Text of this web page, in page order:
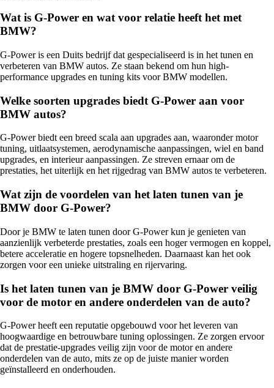
Wat is G-Power en wat voor relatie heeft het met
BMW?
G-Power is een Duits bedrijf dat gespecialiseerd is in het tunen en
verbeteren van BMW autos. Ze staan bekend om hun high-
performance upgrades en tuning kits voor BMW modellen.
Welke soorten upgrades biedt G-Power aan voor
BMW autos?
G-Power biedt een breed scala aan upgrades aan, waaronder motor
tuning, uitlaatsystemen, aerodynamische aanpassingen, wiel en band
upgrades, en interieur aanpassingen. Ze streven ernaar om de
prestaties, het uiterlijk en het rijgedrag van BMW autos te verbeteren.
Wat zijn de voordelen van het laten tunen van je
BMW door G-Power?
Door je BMW te laten tunen door G-Power kun je genieten van
aanzienlijk verbeterde prestaties, zoals een hoger vermogen en koppel,
betere acceleratie en hogere topsnelheden. Daarnaast kan het ook
zorgen voor een unieke uitstraling en rijervaring.
Is het laten tunen van je BMW door G-Power veilig
voor de motor en andere onderdelen van de auto?
G-Power heeft een reputatie opgebouwd voor het leveren van
hoogwaardige en betrouwbare tuning oplossingen. Ze zorgen ervoor
dat de prestatie-upgrades veilig zijn voor de motor en andere
onderdelen van de auto, mits ze op de juiste manier worden
geïnstalleerd en onderhouden.